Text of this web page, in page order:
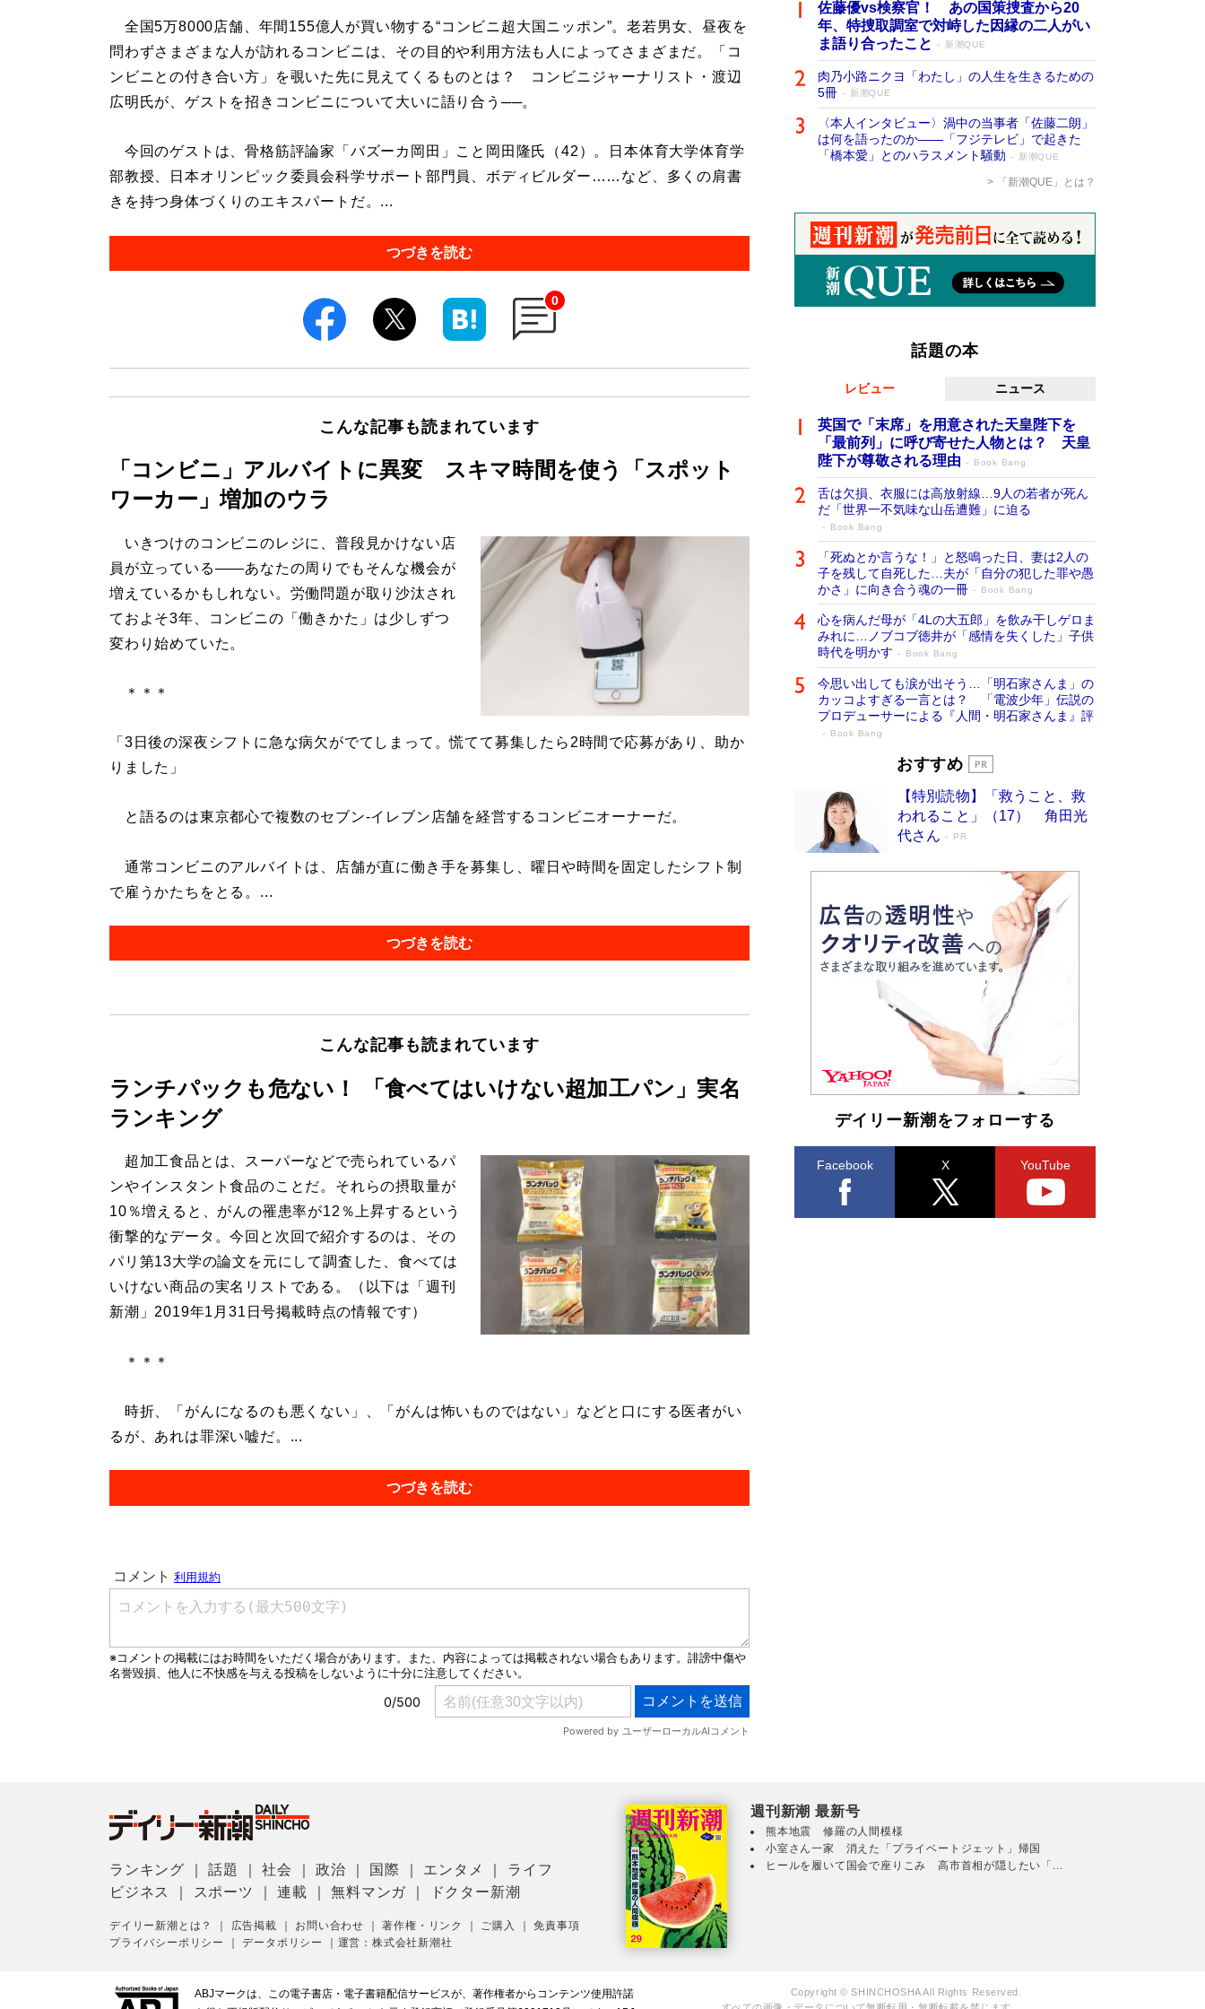
全国5万8000店舗、年間155億人が買い物する“コンビニ超大国ニッポン”。老若男女、昼夜を
問わずさまざまな人が訪れるコンビニは、その目的や利用方法も人によってさまざまだ。「コ
ンビニとの付き合い方」を覗いた先に見えてくるものとは？ コンビニジャーナリスト・渡辺
広明氏が、ゲストを招きコンビニについて大いに語り合う──。
今回のゲストは、骨格筋評論家「バズーカ岡田」こと岡田隆氏（42）。日本体育大学体育学
部教授、日本オリンピック委員会科学サポート部門員、ボディビルダー……など、多くの肩書
きを持つ身体づくりのエキスパートだ。...
つづきを読む
0
こんな記事も読まれています
「コンビニ」アルバイトに異変 スキマ時間を使う「スポット
ワーカー」増加のウラ
いきつけのコンビニのレジに、普段見かけない店
員が立っている――あなたの周りでもそんな機会が
増えているかもしれない。労働問題が取り沙汰され
ておよそ3年、コンビニの「働きかた」は少しずつ
変わり始めていた。
＊＊＊
「3日後の深夜シフトに急な病欠がでてしまって。慌てて募集したら2時間で応募があり、助か
りました」
と語るのは東京都心で複数のセブン-イレブン店舗を経営するコンビニオーナーだ。
通常コンビニのアルバイトは、店舗が直に働き手を募集し、曜日や時間を固定したシフト制
で雇うかたちをとる。...
つづきを読む
こんな記事も読まれています
ランチパックも危ない！ 「食べてはいけない超加工パン」実名
ランキング
超加工食品とは、スーパーなどで売られているパ
ンやインスタント食品のことだ。それらの摂取量が
10％増えると、がんの罹患率が12％上昇するという
衝撃的なデータ。今回と次回で紹介するのは、その
パリ第13大学の論文を元にして調査した、食べては
いけない商品の実名リストである。（以下は「週刊
新潮」2019年1月31日号掲載時点の情報です）
＊＊＊
時折、「がんになるのも悪くない」、「がんは怖いものではない」などと口にする医者がい
るが、あれは罪深い嘘だ。...
つづきを読む
佐藤優vs検察官！ あの国策捜査から20
年、特捜取調室で対峙した因縁の二人がい
ま語り合ったこと
新潮QUE
肉乃小路ニクヨ「わたし」の人生を生きるための
5冊
新潮QUE
〈本人インタビュー〉渦中の当事者「佐藤二朗」
は何を語ったのか――「フジテレビ」で起きた
「橋本愛」とのハラスメント騒動
新潮QUE
「新潮QUE」とは？
話題の本
レビュー ニュース
英国で「末席」を用意された天皇陛下を
「最前列」に呼び寄せた人物とは？ 天皇
陛下が尊敬される理由
Book Bang
舌は欠損、衣服には高放射線…9人の若者が死ん
だ「世界一不気味な山岳遭難」に迫る
Book Bang
「死ぬとか言うな！」と怒鳴った日、妻は2人の
子を残して自死した…夫が「自分の犯した罪や愚
かさ」に向き合う魂の一冊
Book Bang
心を病んだ母が「4Lの大五郎」を飲み干しゲロま
みれに…ノブコブ徳井が「感情を失くした」子供
時代を明かす
Book Bang
今思い出しても涙が出そう…「明石家さんま」の
カッコよすぎる一言とは？ 「電波少年」伝説の
プロデューサーによる『人間・明石家さんま』評
Book Bang
「宇宙兄弟」最終46巻がベストセラー1
物語に幕 特装版には「宇宙で描かれたマ
ンガ」も収録
Book Bang
美輪明宏 晩年の回答を集めた『ほほえんで生き
「『火垂るの墓』は、大嘘である」原作者が抱き
続けた“自責の念”とは…「自己憐憫は描きたくな
い」監督が徹底的にこだわったこと（後編） #
戦争の記憶
Book Bang
入社10年目にして最下位の営業がトップに大逆
転 上司の“意外な一言”から生まれた「雑談のテ
Book Bang
皇室はなぜ世界から尊敬されているのか？ 「天
皇陛下はお元気でおられるか」がサウジ国王の第
一声になる理由
おすすめ
【特別読物】「救うこと、救
われること」（17） 角田光
代さん
PR
デイリー新潮をフォローする
Facebook X YouTube
ランキング ｜話題 ｜社会 ｜政治 国際 エンタメ
ライフ
ビジネス
スポーツ ｜連載 ｜無料マンガ ドクター新潮
デイリー新潮とは？ 広告掲載 お問い合わせ ｜著作権・リンク ご購入 ｜免責事項
プライバシーポリシー
｜データポリシー 運営：株式会社新潮社
週刊新潮 最新号
熊本地震 修羅の人間模様
小室さん一家 消えた「プライベートジェット」帰国
ヒールを履いて国会で座りこみ 高市首相が隠したい「...
ABJマークは、この電子書店・電子書籍配信サービスが、著作権者からコンテンツ使用許諾
Copyright © SHINCHOSHA All Rights Reserved.